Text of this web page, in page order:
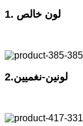
1. لون خالص
2.لونين-نغميين